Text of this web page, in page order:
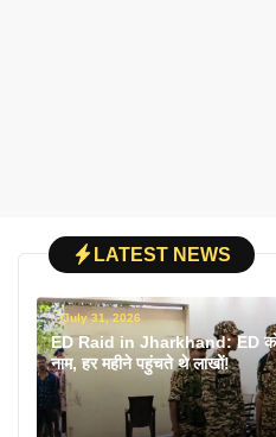
LATEST NEWS
July 31, 2026
ED Raid in Jharkhand: ED को
नाम, हर महीने पहुंचते थे लाखों!